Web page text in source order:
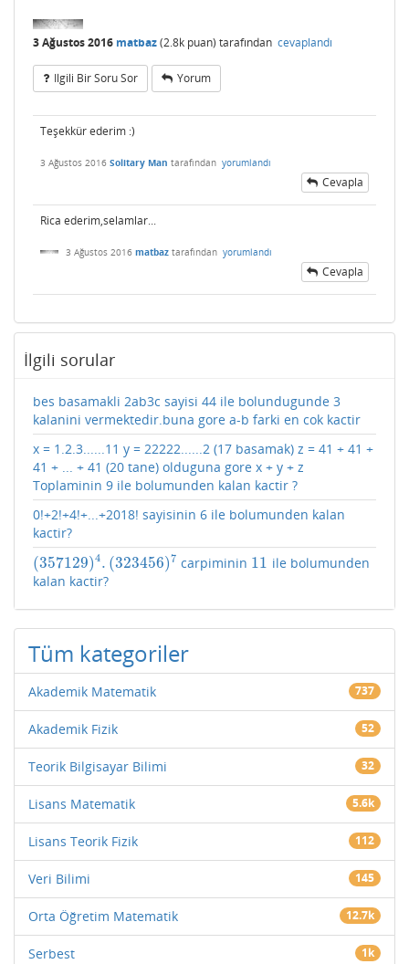
3 Ağustos 2016 matbaz(2.8k puan) tarafından cevaplandı
Ilgili Bir Soru Sor Yorum
Teşekkür ederim :)
3 Ağustos 2016 Solitary Man tarafından yorumlandı
Cevapla
Rica ederim,selamlar...
3 Ağustos 2016 matbaz tarafından yorumlandı
Cevapla
İlgili sorular
bes basamakli 2ab3c sayisi 44 ile bolundugunde 3
kalanini vermektedir.buna gore a-b farki en cok kactir
x = 1.2.3......11 y = 22222......2 (17 basamak) z = 41 + 41 +
41 + ... + 41 (20 tane) olduguna gore x + y + z
Toplaminin 9 ile bolumunden kalan kactir ?
0!+2!+4!+...+2018! sayisinin 6 ile bolumunden kalan
kactir?
(357129)4. (323456)7
(357129)4.(323456)7 carpiminin 11
11 ile bolumunden
kalan kactir?
Tüm kategoriler
Akademik Matematik 737
Akademik Fizik 52
Teorik Bilgisayar Bilimi 32
Lisans Matematik 5.6k
Lisans Teorik Fizik 112
Veri Bilimi 145
Orta Öğretim Matematik 12.7k
Serbest 1k